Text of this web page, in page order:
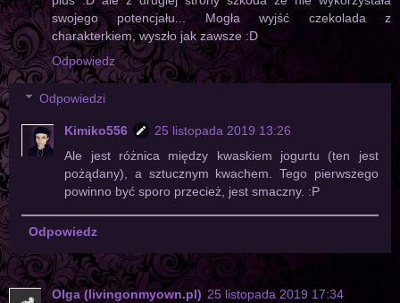
swojego potencjału... Mogła wyjść czekolada z
charakterkiem, wyszło jak zawsze :D
Odpowiedz
Odpowiedzi
Kimiko556
25 listopada 2019 13:26
Ale jest różnica między kwaskiem jogurtu (ten jest
pożądany), a sztucznym kwachem. Tego pierwszego
powinno być sporo przecież, jest smaczny. :P
Odpowiedz
Olga (livingonmyown.pl) 25 listopada 2019 17:34